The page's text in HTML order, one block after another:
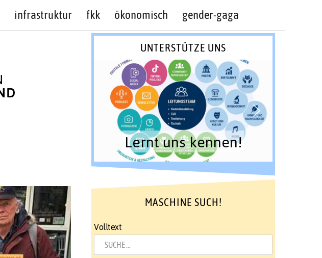
infrastruktur fkk ökonomisch gender-gaga
UNTERSTÜTZE UNS
Lernt uns kennen!
MASCHINE SUCH!
Volltext